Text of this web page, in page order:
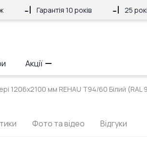
Гарантія 10 років 25
Акції
1206x2100 мм REHAU Т94/60 Білий (RAL
Фото та відео Відгуки